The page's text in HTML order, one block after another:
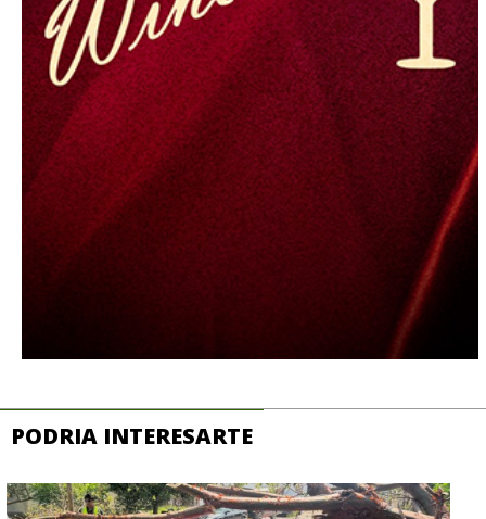
PODRIA INTERESARTE